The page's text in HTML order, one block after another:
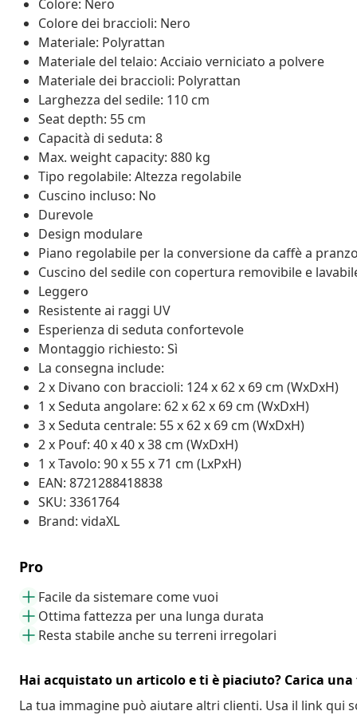
Colore: Nero
Colore dei braccioli: Nero
Materiale: Polyrattan
Materiale del telaio: Acciaio verniciato a polvere
Materiale dei braccioli: Polyrattan
Larghezza del sedile: 110 cm
Seat depth: 55 cm
Capacità di seduta: 8
Max. weight capacity: 880 kg
Tipo regolabile: Altezza regolabile
Cuscino incluso: No
Durevole
Design modulare
Piano regolabile per la conversione da caffè a
Cuscino del sedile con copertura removibile e
Leggero
Resistente ai raggi UV
Esperienza di seduta confortevole
Montaggio richiesto: Sì
La consegna include:
2 x Divano con braccioli: 124 x 62 x 69 cm (WxDxH)
1 x Seduta angolare: 62 x 62 x 69 cm (WxDxH)
3 x Seduta centrale: 55 x 62 x 69 cm (WxDxH)
2 x Pouf: 40 x 40 x 38 cm (WxDxH)
1 x Tavolo: 90 x 55 x 71 cm (LxPxH)
EAN: 8721288418838
SKU: 3361764
Brand: vidaXL
Pro
Facile da sistemare come vuoi
Ottima fattezza per una lunga durata
Resta stabile anche su terreni irregolari
Hai acquistato un articolo e ti è piaciuto? Carica
La tua immagine può aiutare altri clienti. Usa il link qui